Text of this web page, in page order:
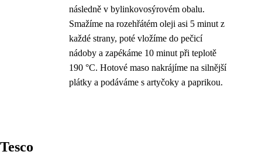
následně v bylinkovosýrovém obalu.
Smažíme na rozehřátém oleji asi 5 minut z
každé strany, poté vložíme do pečicí
nádoby a zapékáme 10 minut při teplotě
190 °C. Hotové maso nakrájíme na silnější
plátky a podáváme s artyčoky a paprikou.
Tesco